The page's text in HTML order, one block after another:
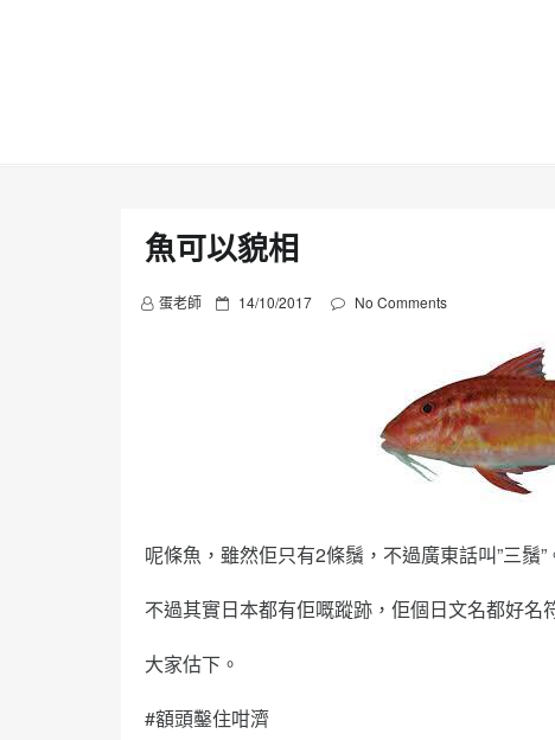
魚可以貌相
蛋老師
P 14/10/2017 No Comments
呢條魚，雖然佢只有2條鬚，不過廣東話叫”三
不過其實日本都有佢嘅蹤跡，佢個日文名都好名
大家估下。
#額頭鑿住咁濟